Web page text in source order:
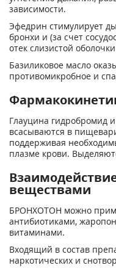
зависимости.
Эфедрин стимулирует
бронхи и (за счет
отек слизистой
Базиликовое масло
противомикробное и
Глауцина гидробромид
всасываются в
поддерживая
плазме крови.
веществами
БРОНХОТОН можно
антибиотиками,
витаминами.
Входящий в состав
наркотических и